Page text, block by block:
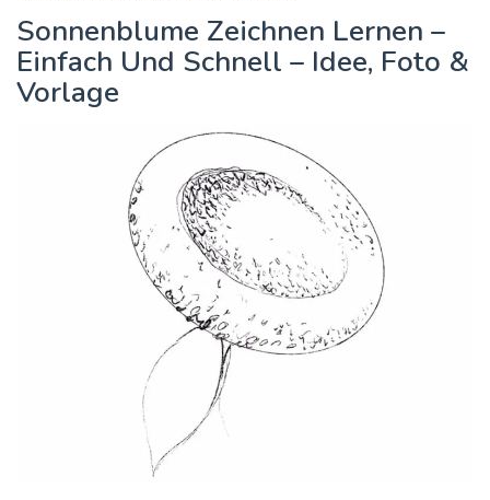
Sonnenblume Zeichnen Lernen –
Einfach Und Schnell – Idee, Foto &
Vorlage